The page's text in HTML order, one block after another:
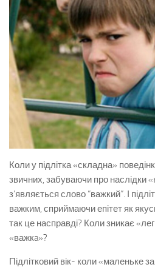
Коли у підлітка «складна»
звичних, забуваючи про наслідки
з’являється слово “важкий”. І
важким, сприймаючи епітет як
так це насправді? Коли зникає
«важкa»?
Підлітковий вік- коли «маленьке